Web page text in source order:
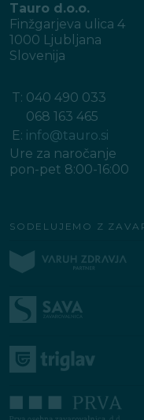
Tauro d.o.o.
Finžgarjeva ulica 4
1000 Ljubljana
Slovenija
T: 040 490 033
068 163 465
E: info@tauro.si
Ure za naročanje
pon-pet 8:00-16:00
SODELUJEMO Z